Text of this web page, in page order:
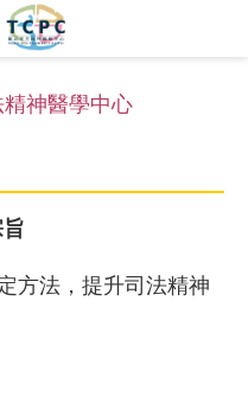
精神醫學中心
方法，提升司法精神